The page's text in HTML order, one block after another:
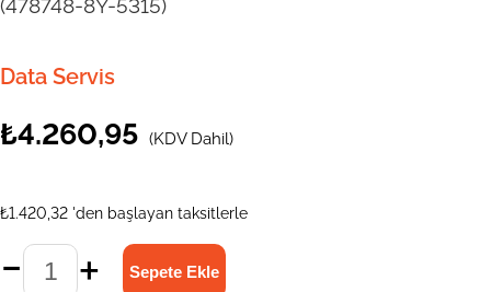
(478748-8Y-5315)
Data Servis
₺4.260,95 (KDV Dahil)
₺1.420,32 'den başlayan taksitlerle